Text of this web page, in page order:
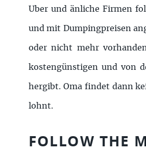
Uber und änliche Firmen
und mit Dumpingpreisen
oder nicht mehr
kostengünstigen und von
hergibt. Oma findet dann
lohnt.
FOLLOW THE